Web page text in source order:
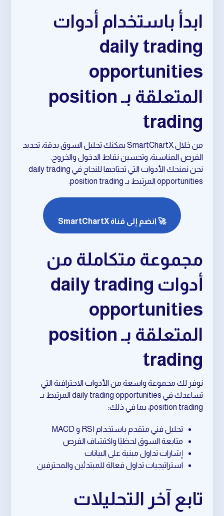
ابدأ باستخدام أدوات
daily trading
opportunities
المتعلقة بـ position
trading
من خلال SmartChartX يمكنك تحليل السوق بدقة، تحديد
الفرص المناسبة، وتحسين نقاط الدخول والخروج.
نحن نمنحك الأدوات التي تحتاجها للنجاح في daily trading
opportunities المرتبط بـ position trading.
🚀 انضم إلى قناة SmartChartX
مجموعة متكاملة من
أدوات daily trading
opportunities
المتعلقة بـ position
trading
نوفر لك مجموعة واسعة من الأدوات الاحترافية التي
تساعدك في daily trading opportunities المرتبط بـ
position trading، بما في ذلك:
تحليل فني متقدم باستخدام RSI و MACD
متابعة السوق لحظيًا واكتشاف الفرص
إشارات تداول مبنية على البيانات
استراتيجيات تداول فعالة للمبتدئين والمحترفين
تابع آخر التحليلات